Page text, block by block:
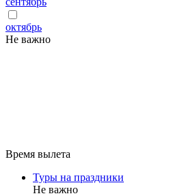
октябрь
Не важно
Время вылета
Туры на праздники
Не важно